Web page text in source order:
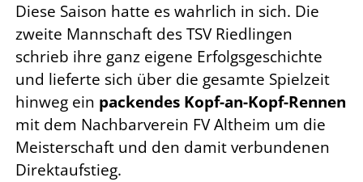
Diese Saison hatte es wahrlich in sich. Die
zweite Mannschaft des TSV Riedlingen
schrieb ihre ganz eigene Erfolgsgeschichte
und lieferte sich über die gesamte Spielzeit
hinweg ein packendes Kopf-an-Kopf-Rennen
mit dem Nachbarverein FV Altheim um die
Meisterschaft und den damit verbundenen
Direktaufstieg.